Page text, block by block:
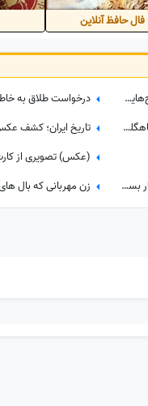
فال حافظ آنلاین
4 تاج خیره‌کننده فرح پهلوی و جواهرات گرانقیمتی که با هر یک از تاج‌هایش ست میکرد/ لاکچری‌بازی‌های بیخودی که ثروت ایران را به باد داد
درخواست طلاق به
از عکس یادگاری عروس و داماد نوجوان قجری ترکمن در کنار دیوار کاهگلی تا 29 سالگی مونیکا بلوچی با شال سفید پردار
شگفتی ناصرالدین‌شاه در سفر فرنگ؛ ماجرای دختری که «بسیار بسیار بسیار خوشگل» بود!
زن مهربانی که بال